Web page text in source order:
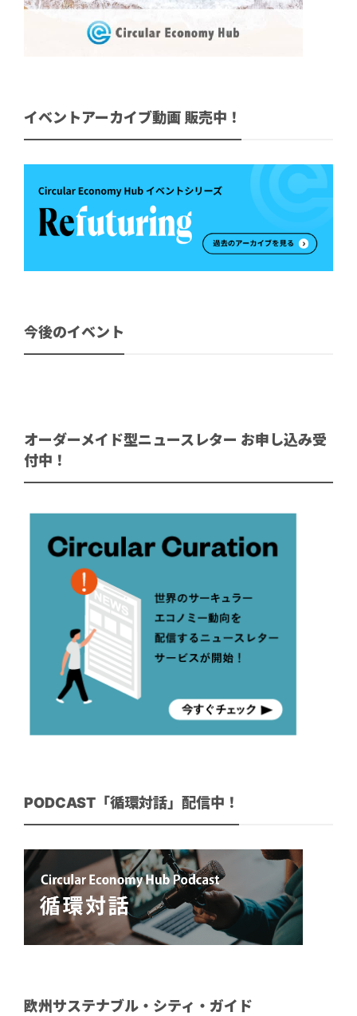
イベントアーカイブ動画 販売中！
今後のイベント
オーダーメイド型ニュースレター お申し込み受
付中！
PODCAST「循環対話」配信中！
欧州サステナブル・シティ・ガイド